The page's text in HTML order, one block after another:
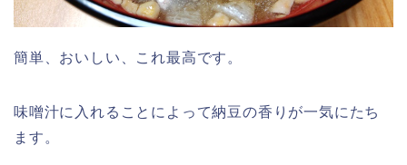
簡単、おいしい、これ最高です。
味噌汁に入れることによって納豆の香りが一気にたち
ます。